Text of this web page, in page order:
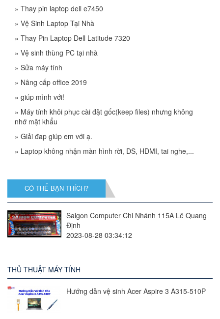
» Thay pin laptop dell e7450
» Vệ Sinh Laptop Tại Nhà
» Thay Pin Laptop Dell Latitude 7320
» Vệ sinh thùng PC tại nhà
» Sửa máy tính
» Nâng cấp office 2019
» giúp mình với!
» Máy tính khôi phục cài đặt gốc(keep files) nhưng không
nhớ mật khẩu
» Giải đap giúp em với ạ.
» Laptop không nhận màn hình rời, DS, HDMI, tai nghe,...
CÓ THỂ BẠN THÍCH?
Saigon Computer Chi Nhánh 115A Lê Quang
Định
2023-08-28 03:34:12
THỦ THUẬT MÁY TÍNH
Hướng dẫn vệ sinh Acer Aspire 3 A315-510P